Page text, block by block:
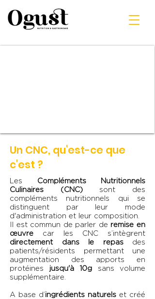
Un CNC, qu'est-ce que
c'est ?
Les Compléments Nutritionnels
Culinaires (CNC)sont des
compléments nutritionnels qui se
distinguent par leur mode
d'administration et leur composition.
Il est commun de parler de remise en
œuvre car les CNC s’intègrent
directement dans le repasdes
patients/résidents permettant une
augmentation des apports en
protéines jusqu'à 10g sans volume
supplémentaire.
A base d’ingrédients naturels et créé